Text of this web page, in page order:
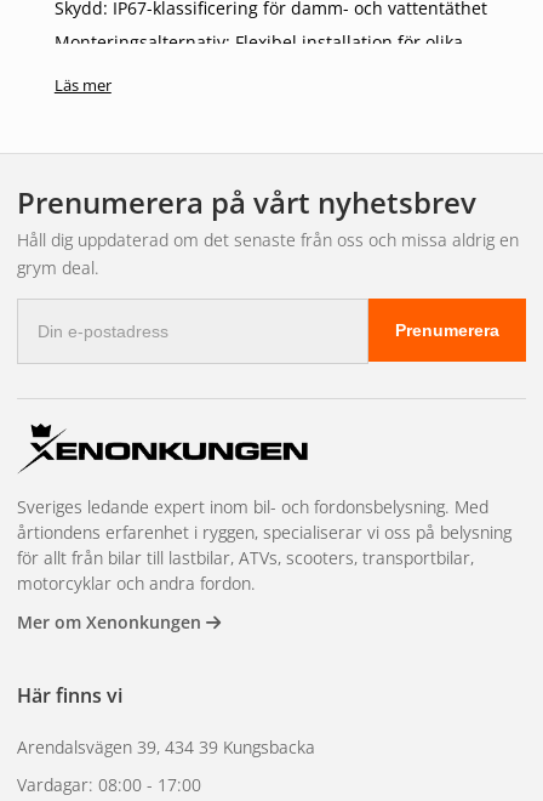
Skydd: IP67-klassificering för damm- och vattentäthet
Monteringsalternativ: Flexibel installation för olika
fordonstyper
Funktioner och Fördelar
DogBone fordonslampan erbjuder flera fördelar för
fordonsägare och operatörer. Den integrerade designen
minimerar behovet av flera separata lampor, vilket
förenklar installationen och underhållet. Den låga profilen
och den unika formen ger ett modernt och distinkt utseende
väderförhållanden, från starkt regn till dammiga vägar.
ljusfunktioner i en enhet
Lågprofil och unik form för en estetisk uppgradering av
fordonet
Högklassig IP67-klassificering som garanterar långvarig
Enkel och flexibel installation på ett brett spektrum av
Läs mer
Prenumerera på vårt nyhetsbrev
Håll dig uppdaterad om det senaste från oss och missa aldrig en
grym deal.
postadress
Prenumerera
Sveriges ledande expert inom bil- och fordonsbelysning. Med
årtiondens erfarenhet i ryggen, specialiserar vi oss på belysning
för allt från bilar till lastbilar, ATVs, scooters, transportbilar,
motorcyklar och andra fordon.
Mer om Xenonkungen
Här finns vi
Arendalsvägen 39, 434 39 Kungsbacka
Vardagar: 08:00 - 17:00